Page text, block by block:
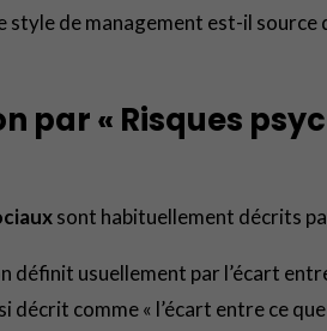
style de management est-il
par « Risques
sont habituellement décrits
définit usuellement par l’écart
décrit comme « l’écart entre ce